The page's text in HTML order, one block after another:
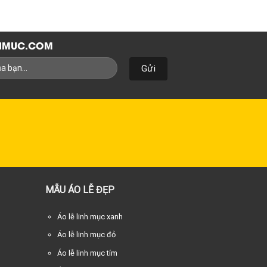
MẪU ÁO LỄ ĐẸP
Áo lễ linh mục xanh
Áo lễ linh mục đỏ
Áo lễ linh mục tím